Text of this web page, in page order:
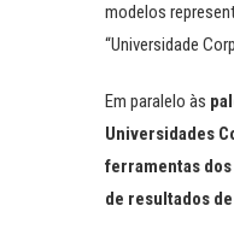
modelos
“Universidade
Em paralelo às
Universidades
ferramentas
de resultados